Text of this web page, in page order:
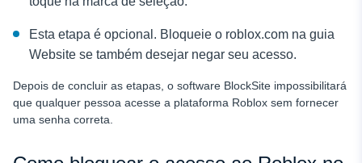
Esta etapa é opcional. Bloqueie o roblox.com na guia
Website se também desejar negar seu acesso.
Depois de concluir as etapas, o software BlockSite impossibilitará
que qualquer pessoa acesse a plataforma Roblox sem fornecer
uma senha correta.